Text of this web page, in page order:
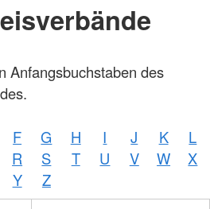
Anfangsbuchstaben des
F G H I J K
L
R S T U V W
X
Y
Z